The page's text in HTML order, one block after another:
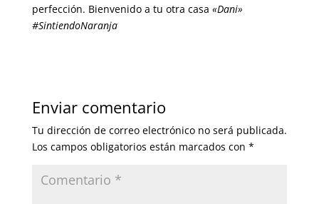
perfección. Bienvenido a tu otra casa «Dani»
#SintiendoNaranja
Enviar comentario
Tu dirección de correo electrónico no será publicada.
Los campos obligatorios están marcados con *